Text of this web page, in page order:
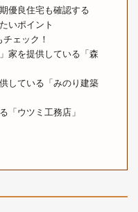
優良住宅も確認する
いポイント
ェック！
家を提供している「森
している「みのり建築
「ウツミ工務店」